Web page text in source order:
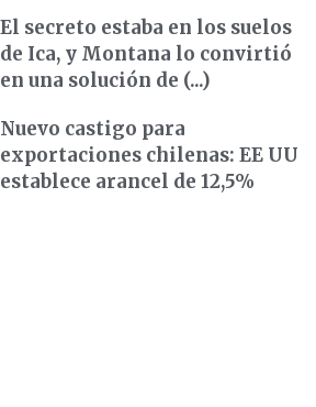
El secreto estaba en los suelos
de Ica, y Montana lo convirtió
en una solución de (...)
Nuevo castigo para
exportaciones chilenas: EE UU
establece arancel de 12,5%